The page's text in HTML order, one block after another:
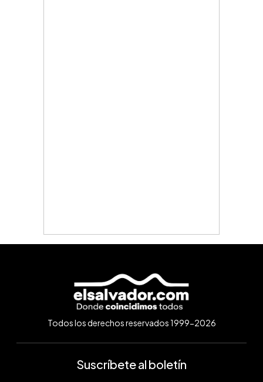
Todos los derechos reservados 1999-2026
Suscríbete al boletín